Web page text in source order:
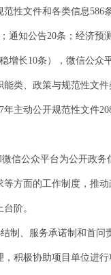
性文件和各类信息586
通知公告20条；经济预
长10条），微信公众
类、政策与规范性文件
主动公开规范性文件208
信公众平台为公开政
方面的工作制度，推
阶。
制、服务承诺制和首
积极协助项目单位进行